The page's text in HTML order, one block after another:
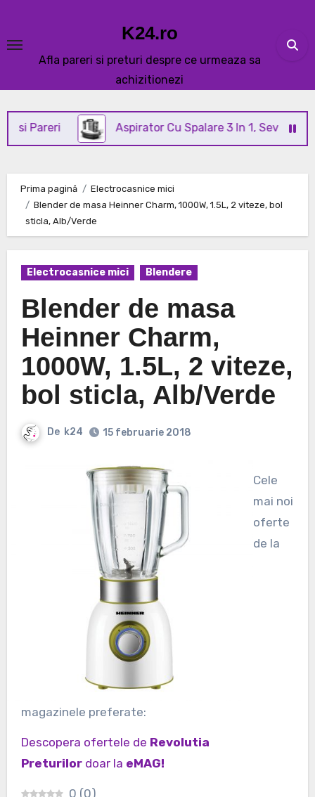
content
K24.ro
Afla pareri si preturi despre ce urmeaza sa
achizitionezi
Aspirator Cu Spalare 3 In 1, SeveShop® C3
Prima pagină
Electrocasnice mici
Blender de masa Heinner Charm, 1000W, 1.5L, 2 viteze, bol
sticla, Alb/Verde
Electrocasnice mici Blendere
Blender de masa
Heinner Charm,
1000W, 1.5L, 2 viteze,
bol sticla, Alb/Verde
De k24 15 februarie 2018
Cele
mai noi
oferte
de la
magazinele preferate:
Descopera ofertele de Revolutia
Preturilor doar la eMAG!
0 (0)